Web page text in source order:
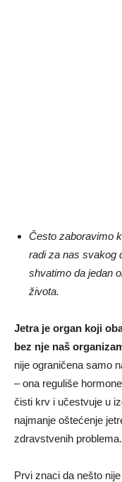
Često zaboravimo
radi za nas svakog
shvatimo da jedan
života.
Jetra je organ koji
bez nje naš
nije ograničena samo
– ona reguliše
čisti krv i učestvuje u
najmanje oštećenje
zdravstvenih problema.
Prvi znaci da nešto